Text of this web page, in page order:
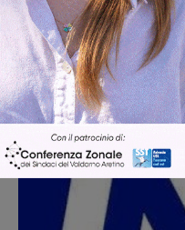
con prudenza”
Cronaca 6 Agosto 2026
Ultime Calcio